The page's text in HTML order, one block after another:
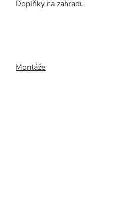
Doplňky na zahradu
Montáže